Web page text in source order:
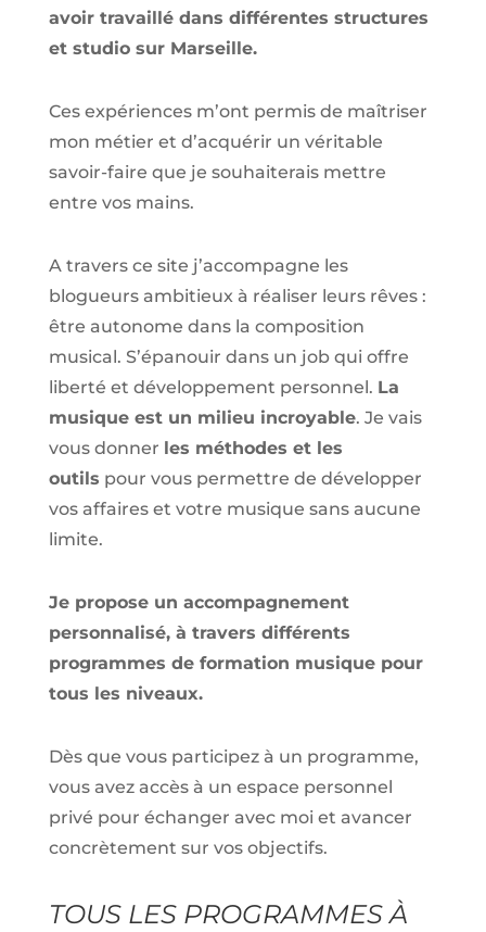
avoir travaillé dans différentes structures
et studio sur Marseille.
Ces expériences m’ont permis de maîtriser
mon métier et d’acquérir un véritable
savoir-faire que je souhaiterais mettre
entre vos mains.
A travers ce site j’accompagne les
blogueurs ambitieux à réaliser leurs rêves :
être autonome dans la composition
musical. S’épanouir dans un job qui offre
liberté et développement personnel. La
musique est un milieu incroyable. Je vais
vous donner les méthodes et les
outils pour vous permettre de développer
vos affaires et votre musique sans aucune
limite.
Je propose un accompagnement
personnalisé, à travers différents
programmes de formation musique pour
tous les niveaux.
Dès que vous participez à un programme,
vous avez accès à un espace personnel
privé pour échanger avec moi et avancer
concrètement sur vos objectifs.
TOUS LES PROGRAMMES À